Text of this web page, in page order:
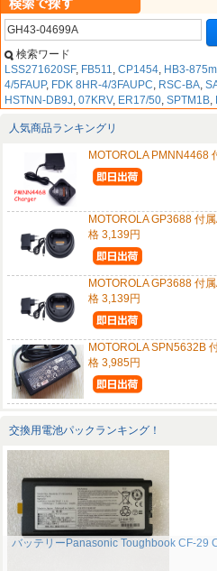
検索ワード
LSS271620SF, FB511, CP1454, HB3-
4/5FAUP, FDK 8HR-4/3FAUPC, RSC-BA,
HSTNN-DB9J, 07KRV, ER17/50, SPTM1B,
人気商品ランキングリ
MOTOROLA PMNN4468
MOTOROLA GP3688 付
格 3,139円
MOTOROLA GP3688 付
格 3,139円
MOTOROLA SPN5632B
格 3,985円
交換用電池パックランキング！
バッテリーPanasonic Toughbook CF-29